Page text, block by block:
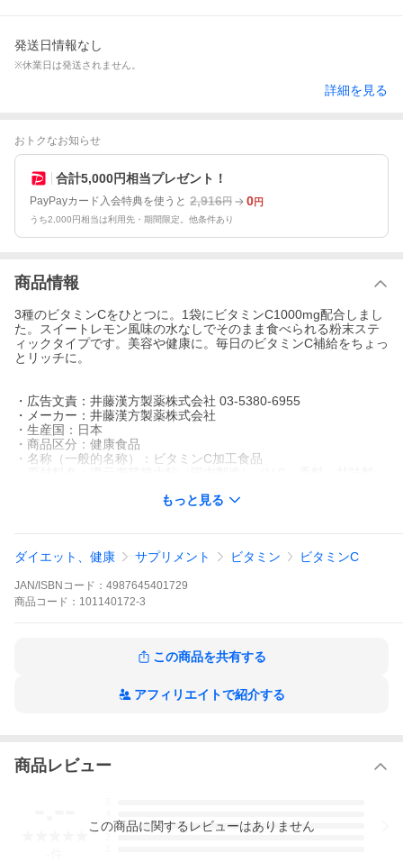
発送日情報なし
※休業日は発送されません。
詳細を見る
おトクなお知らせ
合計5,000円相当プレゼント！
PayPayカード入会特典を使うと 2,916円 0円
うち2,000円相当は利用先・期間限定。他条件あり
商品情報
3種のビタミンCをひとつに。1袋にビタミンC1000mg配合しまし
た。スイートレモン風味の水なしでそのまま食べられる粉末ステ
ィックタイプです。美容や健康に。毎日のビタミンC補給をちょっ
とリッチに。
・広告文責：井藤漢方製薬株式会社 03-5380-6955
・メーカー：井藤漢方製薬株式会社
・生産国：日本
・商品区分：健康食品
・名称（一般的名称）：ビタミンC加工食品
・内容量：30g（2g×15袋）
・販売者：井藤漢方製薬株式会社 大阪府東大阪市長田東
もっと見る
ダイエット、健康 サプリメント ビタミン ビタミンC
JAN/ISBNコード： 4987645401729
商品 コード： 101140172-3
この商品を共有する
アフィリエイトで紹介する
商品レビュー
3
この商品に関するレビューはありません